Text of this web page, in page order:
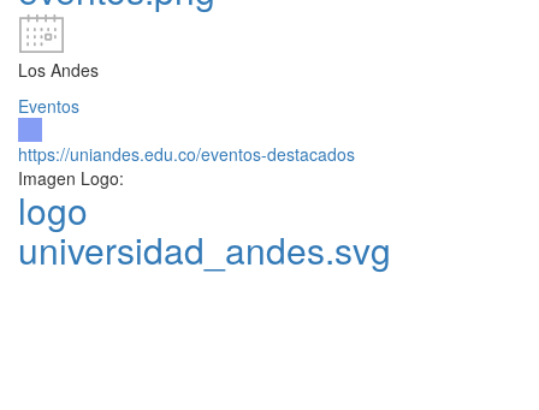
Los Andes
Eventos
https://uniandes.edu.co/eventos-destacados
Imagen Logo:
logo
universidad_andes.svg